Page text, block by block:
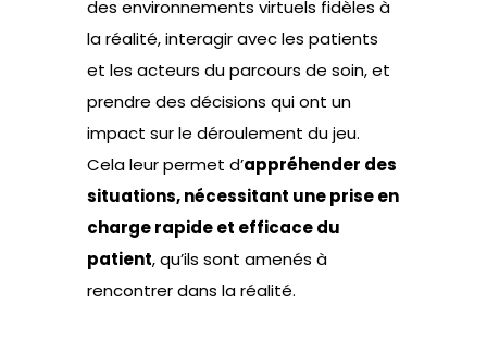
des environnements virtuels fidèles à
la réalité, interagir avec les patients
et les acteurs du parcours de soin, et
prendre des décisions qui ont un
impact sur le déroulement du jeu.
Cela leur permet d’appréhender des
situations, nécessitant une prise en
charge rapide et efficace du
patient, qu’ils sont amenés à
rencontrer dans la réalité.